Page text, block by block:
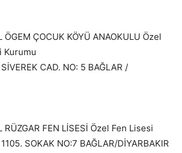
ÖGEM ÇOCUK KÖYÜ ANAOKULU Özel
Kurumu
CAD. NO: 5 BAĞLAR /
RÜZGAR FEN LİSESİ Özel Fen Lisesi
SOKAK NO:7 BAĞLAR/DİYARBAKIR